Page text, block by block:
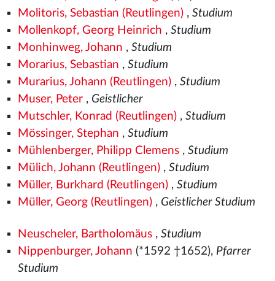
Molitoris, Sebastian (Reutlingen), Studium
Mollenkopf, Georg Heinrich , Studium
Monhinweg, Johann , Studium
Morarius, Sebastian , Studium
Murarius, Johann (Reutlingen), Studium
Muser, Peter, Geistlicher
Mutschler, Konrad (Reutlingen), Studium
Mössinger, Stephan , Studium
Mühlenberger, Philipp Clemens, Studium
Mülich, Johann (Reutlingen), Studium
Müller, Burkhard (Reutlingen), Studium
Müller, Georg (Reutlingen), Geistlicher Studium
Neuscheler, Bartholomäus, Studium
Nippenburger, Johann (*1592 †1652), Pfarrer
Studium